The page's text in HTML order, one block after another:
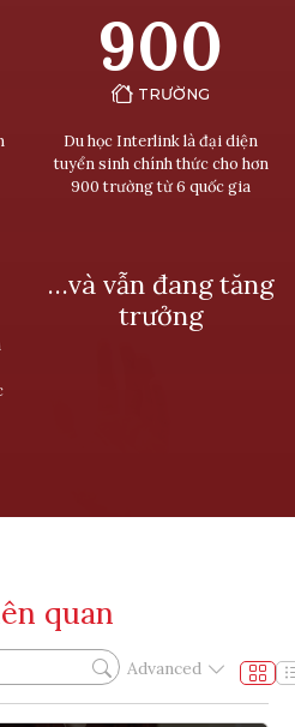
900
TRƯỜNG
Du học Interlink là đại diện
tuyển sinh chính thức cho hơn
900 trường từ 6 quốc gia
…và vẫn đang tăng
trưởng
quan
Advanced